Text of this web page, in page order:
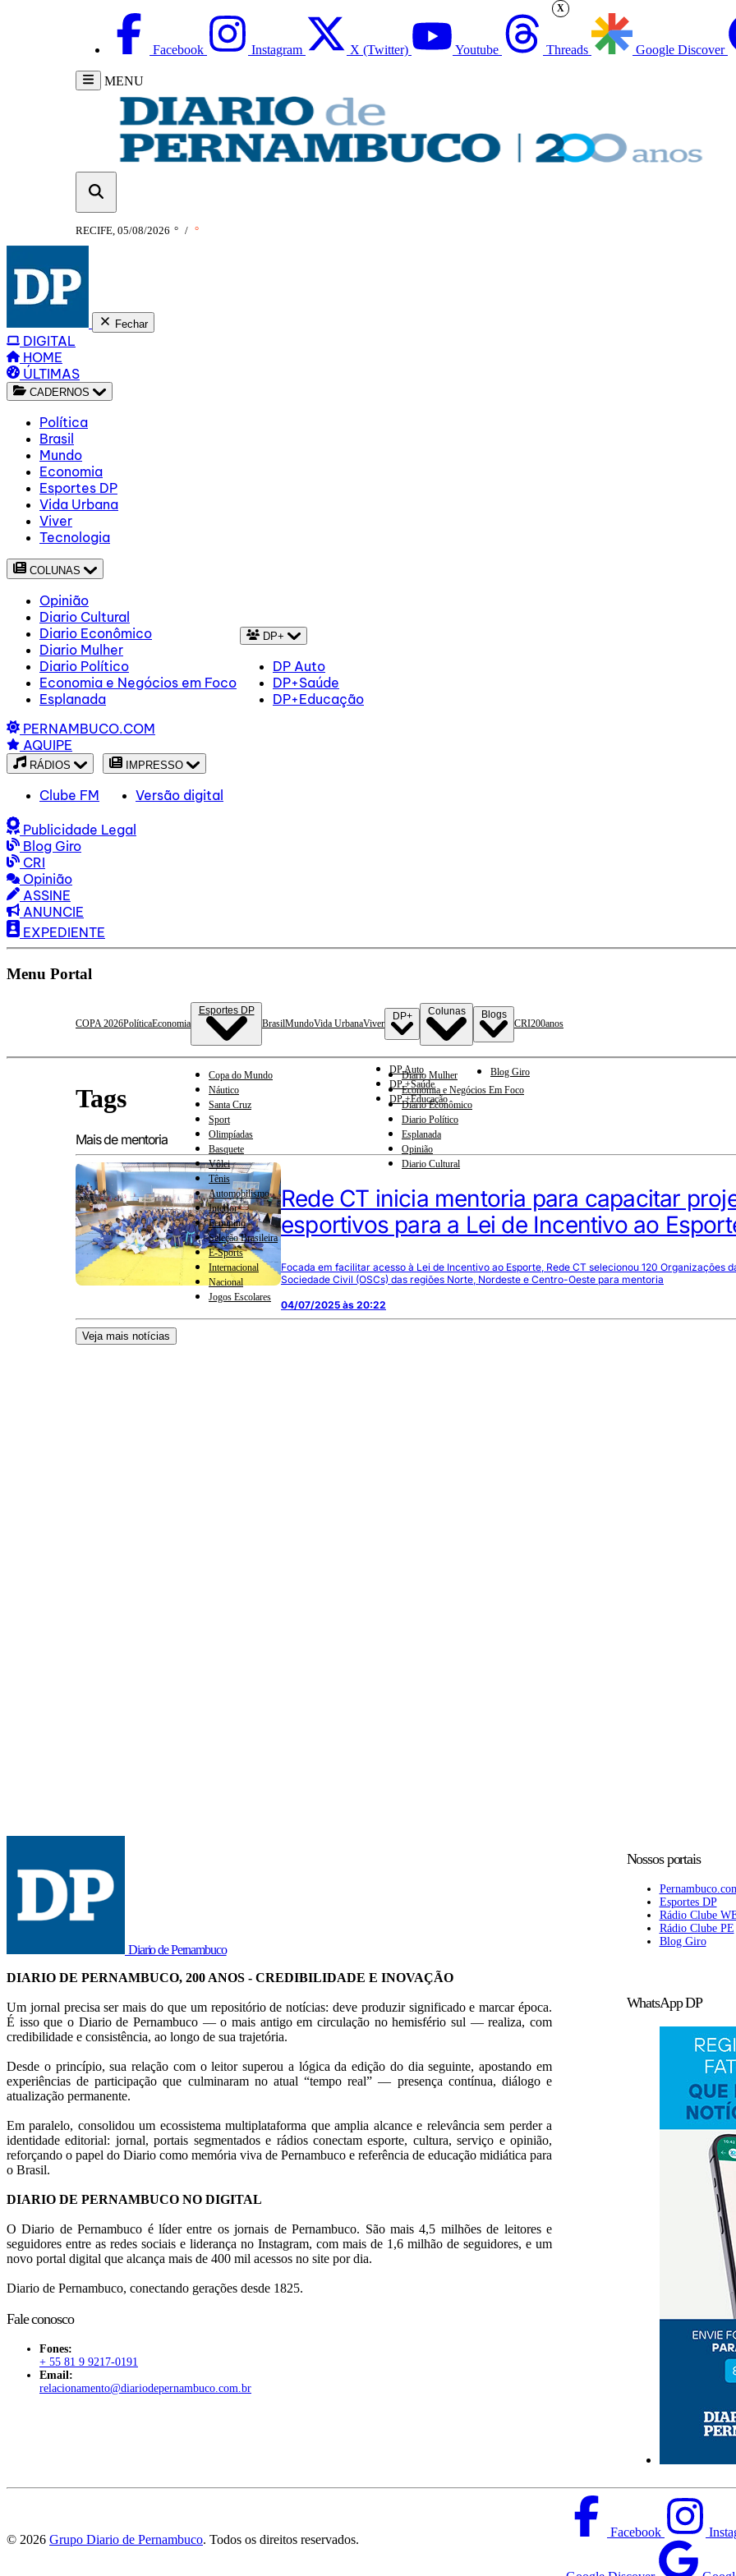
Facebook Instagram X (Twitter) Youtube Threads Google Discover
MENU
RECIFE, 05/08/2026 ° / °
Fechar
DIGITAL
HOME
ÚLTIMAS
CADERNOS
Política
Brasil
Mundo
Economia
Esportes DP
Vida Urbana
Viver
Tecnologia
COLUNAS
Opinião
Diario Cultural
Diario Econômico
Diario Mulher
Diario Político
Economia e Negócios em Foco
Esplanada
DP+
DP Auto
DP+Saúde
DP+Educação
PERNAMBUCO.COM
AQUIPE
RÁDIOS
Clube FM
IMPRESSO
Versão digital
Publicidade Legal
Blog Giro
CRI
Opinião
ASSINE
ANUNCIE
EXPEDIENTE
Menu Portal
COPA 2026PolíticaEconomia
Esportes DP
Copa do Mundo
Náutico
Santa Cruz
Sport
Olimpíadas
Basquete
Vôlei
Tênis
Automobilismo
Interior
Feminino
Seleção Brasileira
E-Sports
Internacional
Nacional
Jogos Escolares
BrasilMundoVida UrbanaViver
DP+
DP Auto
DP +Saúde
DP +Educação
Colunas
Diario Mulher
Economia e Negócios Em Foco
Diario Econômico
Diario Político
Esplanada
Opinião
Diario Cultural
Blogs
Blog Giro
CRI200anos
Tags
Mais de mentoria
Rede CT inicia mentoria para capacitar
esportivos para a Lei de Incentivo ao
Focada em facilitar acesso à Lei de Incentivo ao Esporte, Rede CT selecionou 120 Organizações
Sociedade Civil (OSCs) das regiões Norte, Nordeste e Centro-Oeste para mentoria
04/07/2025 às 20:22
Veja mais notícias
Diario de Pernambuco
DIARIO DE PERNAMBUCO, 200 ANOS - CREDIBILIDADE E INOVAÇÃO
Um jornal precisa ser mais do que um repositório de notícias: deve produzir significado e marcar época.
É isso que o Diario de Pernambuco — o mais antigo em circulação no hemisfério sul — realiza, com
credibilidade e consistência, ao longo de sua trajetória.
Desde o princípio, sua relação com o leitor superou a lógica da edição do dia seguinte, apostando em
experiências de participação que culminaram no atual “tempo real” — presença contínua, diálogo e
atualização permanente.
Em paralelo, consolidou um ecossistema multiplataforma que amplia alcance e relevância sem perder a
identidade editorial: jornal, portais segmentados e rádios conectam esporte, cultura, serviço e opinião,
reforçando o papel do Diario como memória viva de Pernambuco e referência de educação midiática para
o Brasil.
DIARIO DE PERNAMBUCO NO DIGITAL
O Diario de Pernambuco é líder entre os jornais de Pernambuco. São mais 4,5 milhões de leitores e
seguidores entre as redes sociais e liderança no Instagram, com mais de 1,6 milhão de seguidores, e um
novo portal digital que alcança mais de 400 mil acessos no site por dia.
Diario de Pernambuco, conectando gerações desde 1825.
Fale conosco
Fones:
+ 55 81 9 9217-0191
Email:
relacionamento@diariodepernambuco.com.br
Nossos portais
Esportes DP
Rádio Clube
Rádio Clube PE
Blog Giro
WhatsApp DP
© 2026 Grupo Diario de Pernambuco. Todos os direitos reservados.
Facebook
X